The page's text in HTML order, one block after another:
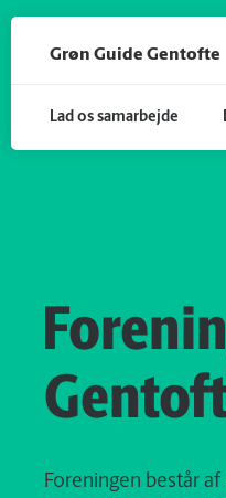
Grøn Guide Gentofte
Lad os samarbejde
Foreningen består